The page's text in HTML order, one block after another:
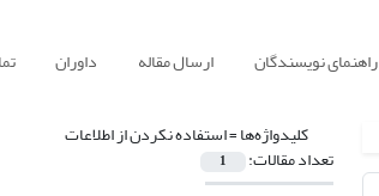
راهنمای نویسندگان ارسال مقاله داوران
کلیدواژه‌ها =استفاده نکردن از اطلاعات
تعداد مقالات: 1